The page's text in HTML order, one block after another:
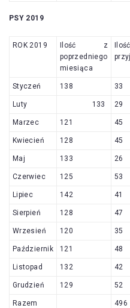
PSY 2019
ROK 2019
Ilość z
poprzedniego
miesiąca
Ilość
Styczeń 138 33
Luty 133 29
Marzec 121 45
Kwiecień 128 45
Maj 133 26
Czerwiec 125 53
Lipiec 142 41
Sierpień 128 47
Wrzesień 120 35
Październik 121 48
Listopad 132 42
Grudzień 129 52
Razem 496